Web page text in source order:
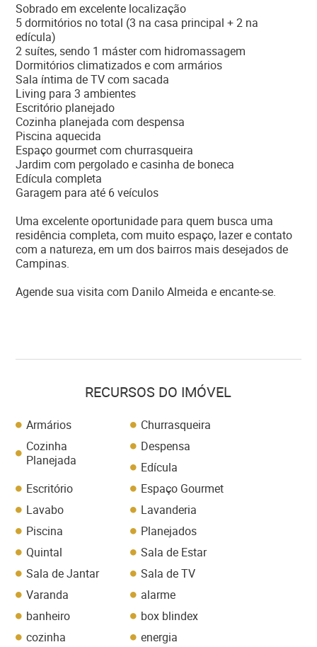
Sobrado em excelente localização
5 dormitórios no total (3 na casa principal + 2 na
edícula)
2 suítes, sendo 1 máster com hidromassagem
Dormitórios climatizados e com armários
Sala íntima de TV com sacada
Living para 3 ambientes
Escritório planejado
Cozinha planejada com despensa
Piscina aquecida
Espaço gourmet com churrasqueira
Jardim com pergolado e casinha de boneca
Edícula completa
Garagem para até 6 veículos
Uma excelente oportunidade para quem busca uma
residência completa, com muito espaço, lazer e contato
com a natureza, em um dos bairros mais desejados de
Campinas.
Agende sua visita com Danilo Almeida e encante-se.
RECURSOS DO IMÓVEL
Armários
Churrasqueira
Cozinha
Planejada
Despensa
Edícula
Escritório
Espaço Gourmet
Lavabo
Lavanderia
Piscina
Planejados
Quintal
Sala de Estar
Sala de Jantar
Sala de TV
Varanda
alarme
banheiro
box blindex
cozinha
energia